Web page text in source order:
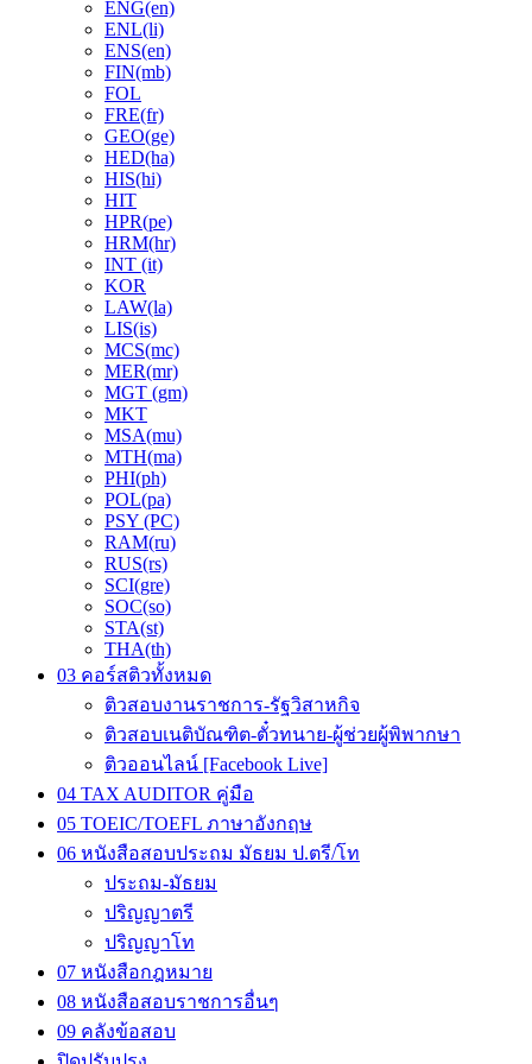
ENG(en)
ENL(li)
ENS(en)
FIN(mb)
FOL
FRE(fr)
GEO(ge)
HED(ha)
HIS(hi)
HIT
HPR(pe)
HRM(hr)
INT (it)
KOR
LAW(la)
LIS(is)
MCS(mc)
MER(mr)
MGT (gm)
MKT
MSA(mu)
MTH(ma)
PHI(ph)
POL(pa)
PSY (PC)
RAM(ru)
RUS(rs)
SCI(gre)
SOC(so)
STA(st)
THA(th)
03 คอร์สติวทั้งหมด
ติวสอบงานราชการ-รัฐวิสาหกิจ
ติวสอบเนติบัณฑิต-ตั๋วทนาย-ผู้ช่วยผู้พิพากษา
ติวออนไลน์ [Facebook Live]
04 TAX AUDITOR คู่มือ
05 TOEIC/TOEFL ภาษาอังกฤษ
06 หนังสือสอบประถม มัธยม ป.ตรี/โท
ประถม-มัธยม
ปริญญาตรี
ปริญญาโท
07 หนังสือกฎหมาย
08 หนังสือสอบราชการอื่นๆ
09 คลังข้อสอบ